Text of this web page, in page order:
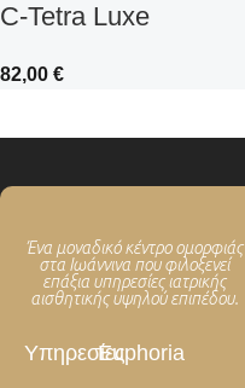
C-Tetra Luxe
82,00 €
Ένα μοναδικό κέντρο ομορφιάς
στα Ιωάννινα που φιλοξενεί
επάξια υπηρεσίες ιατρικής
αισθητικής υψηλού επιπέδου.
ΥπηρεσίεςEuphoria